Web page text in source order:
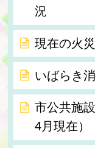
況
現在の火
いばらき
市公共施
4月現在）